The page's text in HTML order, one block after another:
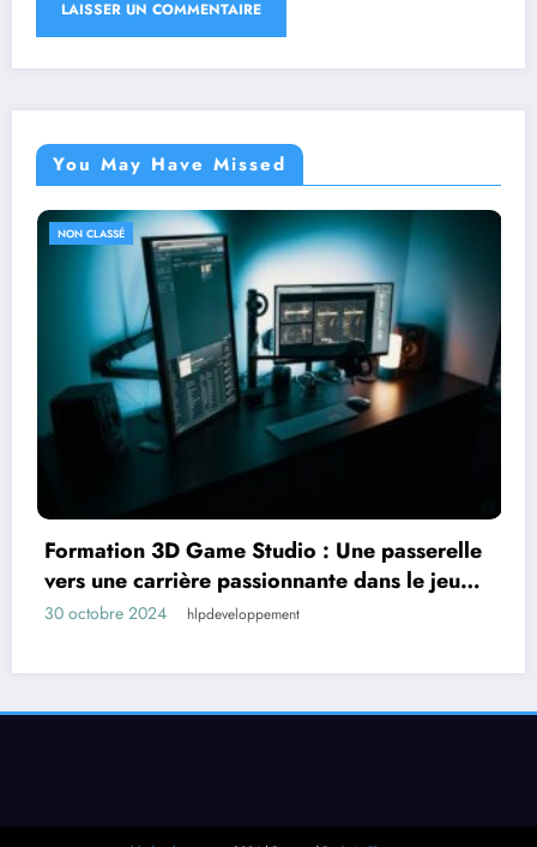
You May Have Missed
Studio : Une passerelle
dans le jeu
NON CLASSÉ
Équilibre parfait
: La montre